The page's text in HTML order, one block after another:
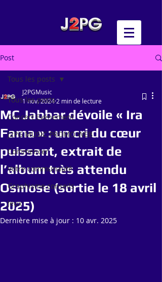
Post
Tous les posts
Concert Evénement
J2PG MUSIC PROMO WEB
Commencer
Votre communauté
Graphisme conseils
Jeux
Tous les posts
MC Jabbar dévoile « Ira
Fama » : un cri du cœur
puissant, extrait de
l’album très attendu
Osmose (sortie le 18 avril
2025)
J2PGMusic
1 nov. 2024 2 min de lecture
Dernière mise à jour : 10 avr. 2025